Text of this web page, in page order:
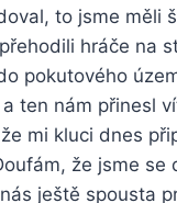
to jsme měli
hráče na
pokutového
ten nám přinesl
mi kluci dnes
že jsme
ještě spousta